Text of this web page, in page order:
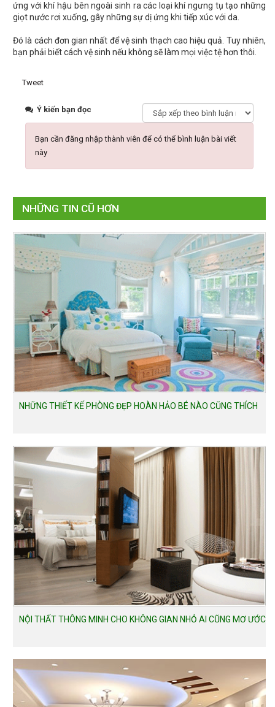
ứng với khí hậu bên ngoài sinh ra các loại khí ngưng tụ tạo những
giọt nước rơi xuống, gây những sự dị ứng khi tiếp xúc với da.
Đó là cách đơn gian nhất để vệ sinh thạch cao hiệu quả. Tuy nhiên,
bạn phải biết cách vệ sinh nếu không sẽ làm mọi việc tệ hơn thôi.
Tweet
Ý kiến bạn đọc
Bạn cần đăng nhập thành viên để có thể bình luận bài viết
này
NHỮNG TIN CŨ HƠN
NHỮNG THIẾT KẾ PHÒNG ĐẸP HOÀN HẢO BÉ NÀO CŨNG THÍCH
NỘI THẤT THÔNG MINH CHO KHÔNG GIAN NHỎ AI CŨNG MƠ ƯỚC